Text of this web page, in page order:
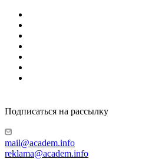
Подписаться на рассылку
mail@academ.info
reklama@academ.info